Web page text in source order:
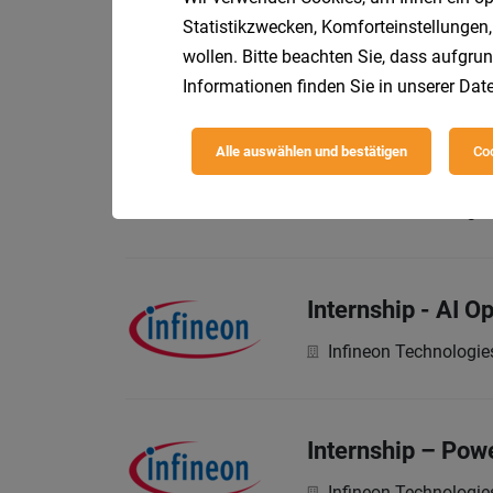
FH Kärnten
Responsibilities:
Senior Staff
Internship - AI
Infineon
Internship –
Statistikzwecken,
wollen. Bitte beachten Sie, dass
Informationen finden Sie in unserer
Alle auswählen und bestätigen